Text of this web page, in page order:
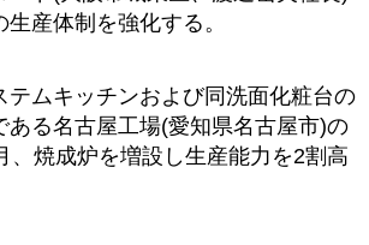
産体制を強化する。
テムキッチンおよび同洗面化粧台の
ある名古屋工場(愛知県名古屋市)の
、焼成炉を増設し生産能力を2割高